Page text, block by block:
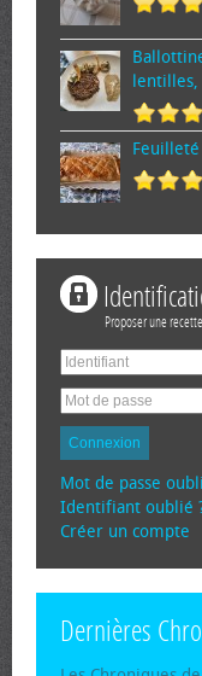
lentilles,
Proposer une recette
Connexion
Mot de passe
Identifiant oublié
Créer un compte
Dernières